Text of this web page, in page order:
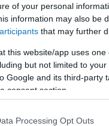
of your personal
information may also be
that may further
this website/app uses
but not limited to
Google and its third-party
consent section.
Processing Opt Outs